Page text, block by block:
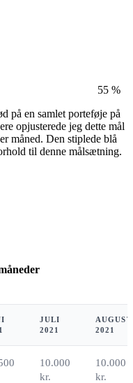
55 %
på en samlet porteføje på
opjusterede jeg dette mål
måned. Den stiplede blå
til denne målsætning.
JULI
2021
AUGUST
2021
10.000
kr.
10.000
kr.